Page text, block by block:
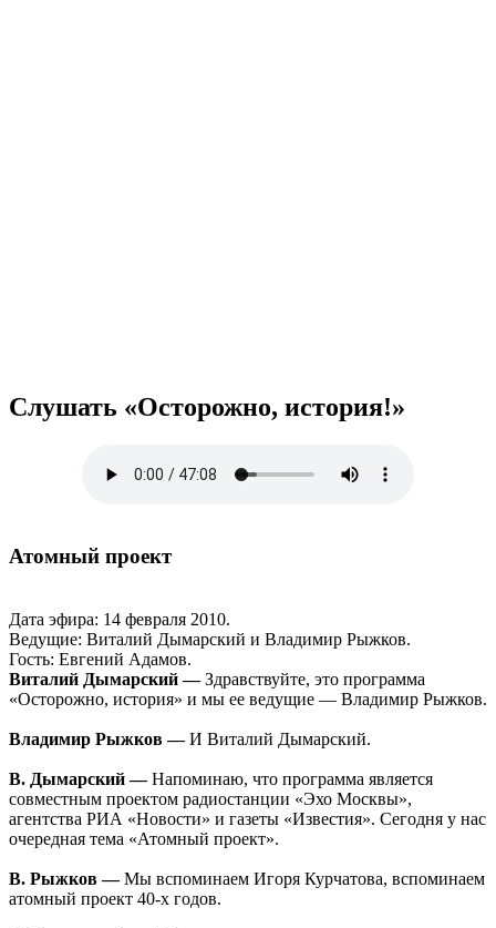
Слушать «Осторожно, история!»
Атомный проект
Дата эфира: 14 февраля 2010.
Ведущие: Виталий Дымарский и Владимир Рыжков.
Гость: Евгений Адамов.
Виталий Дымарский —Здравствуйте, это программа
«Осторожно, история» и мы ее ведущие — Владимир Рыжков.
Владимир Рыжков —И Виталий Дымарский.
В. Дымарский —Напоминаю, что программа является
совместным проектом радиостанции «Эхо Москвы»,
агентства РИА «Новости» и газеты «Известия». Сегодня у нас
очередная тема «Атомный проект».
В. Рыжков —Мы вспоминаем Игоря Курчатова, вспоминаем
атомный проект 40-х годов.